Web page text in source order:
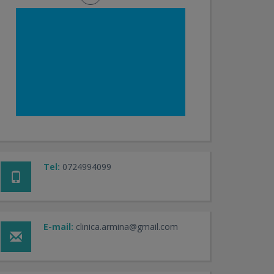
Tel: 0724994099
E-mail: clinica.armina@gmail.com